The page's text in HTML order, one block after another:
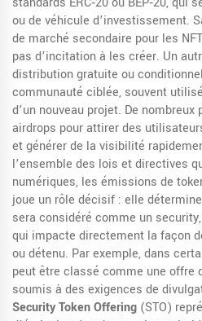
ou de véhicule d’investissement.
de marché secondaire pour les
pas d’incitation à les créer. Un
distribution gratuite ou
communauté ciblée, souvent
d’un nouveau projet. De nombreux
airdrops pour attirer des
et générer de la visibilité
l’ensemble des lois et directives
numériques, les émissions de
joue un rôle décisif : elle
sera considéré comme un
qui impacte directement la façon
ou détenu. Par exemple, dans
peut être classé comme une offre
soumis à des exigences de
Security Token Offering (STO)